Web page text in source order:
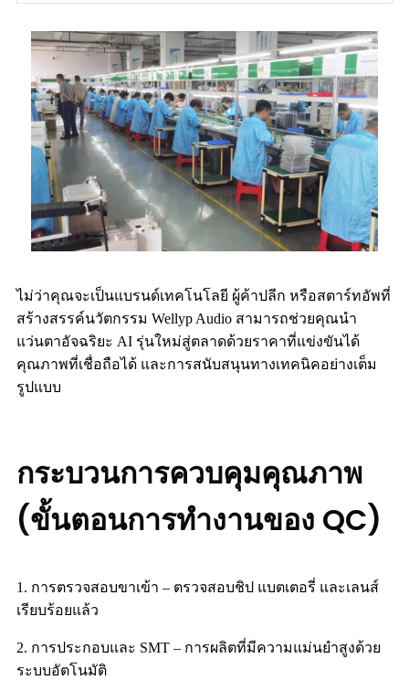
ไม่ว่าคุณจะเป็นแบรนด์เทคโนโลยี ผู้ค้าปลีก หรือสตาร์ทอัพที่
สร้างสรรค์นวัตกรรม Wellyp Audio สามารถช่วยคุณนำ
แว่นตาอัจฉริยะ AI รุ่นใหม่สู่ตลาดด้วยราคาที่แข่งขันได้
คุณภาพที่เชื่อถือได้ และการสนับสนุนทางเทคนิคอย่างเต็ม
รูปแบบ
กระบวนการควบคุมคุณภาพ
(ขั้นตอนการทำงานของ QC)
1. การตรวจสอบขาเข้า – ตรวจสอบชิป แบตเตอรี่ และเลนส์
เรียบร้อยแล้ว
2. การประกอบและ SMT – การผลิตที่มีความแม่นยำสูงด้วย
ระบบอัตโนมัติ